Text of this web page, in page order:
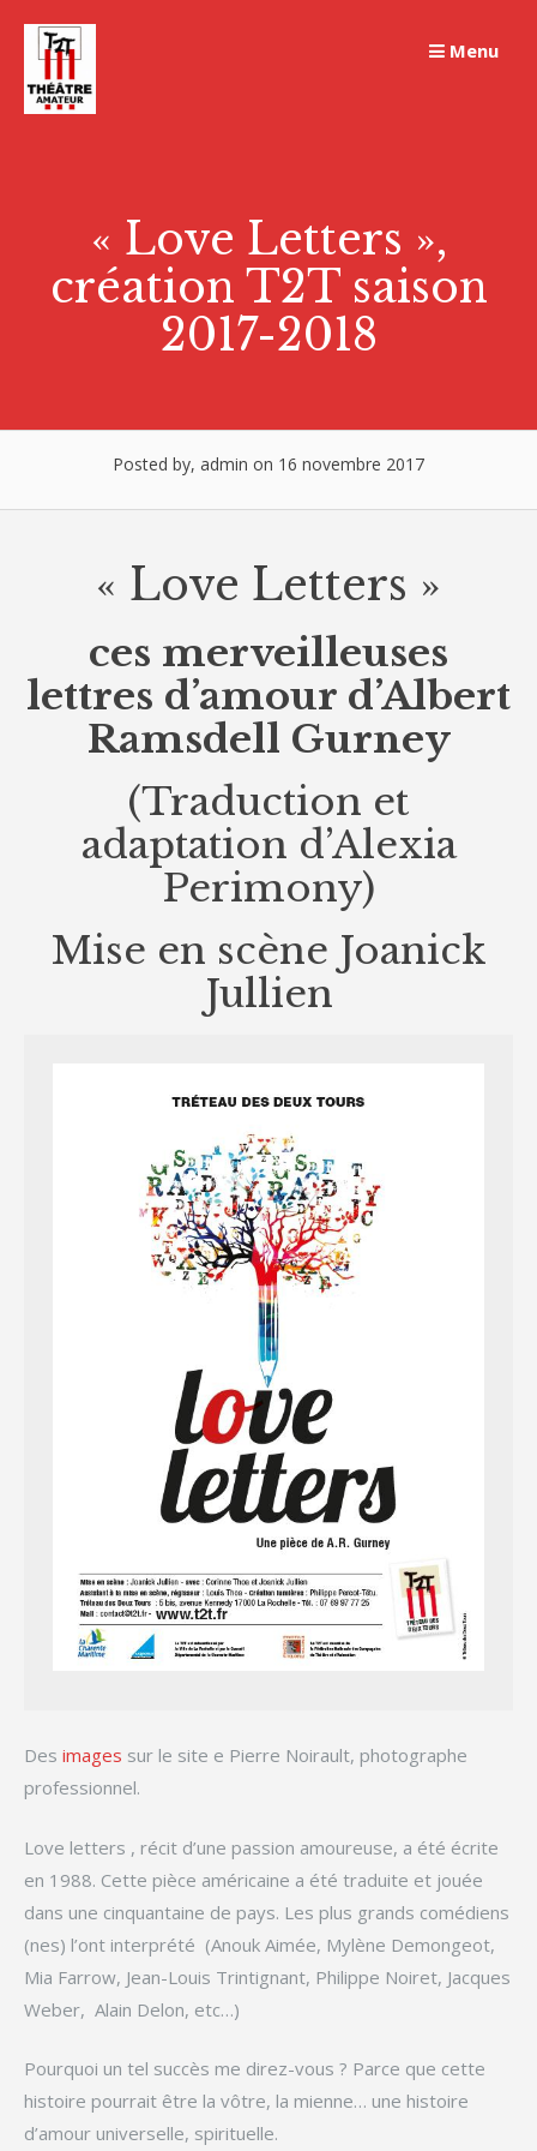
content
Menu
« Love Letters »,
création T2T saison
2017-2018
Posted by, admin on 16 novembre 2017
« Love Letters »
ces merveilleuses
lettres d’amour d’Albert
Ramsdell Gurney
(Traduction et
adaptation d’Alexia
Perimony)
Mise en scène Joanick
Jullien
Des images sur le site e Pierre Noirault, photographe
professionnel.
Love letters , récit d’une passion amoureuse, a été écrite
en 1988. Cette pièce américaine a été traduite et jouée
dans une cinquantaine de pays. Les plus grands comédiens
(nes) l’ont interprété (Anouk Aimée, Mylène Demongeot,
Mia Farrow, Jean-Louis Trintignant, Philippe Noiret, Jacques
Weber, Alain Delon, etc…)
Pourquoi un tel succès me direz-vous ? Parce que cette
histoire pourrait être la vôtre, la mienne… une histoire
d’amour universelle, spirituelle.